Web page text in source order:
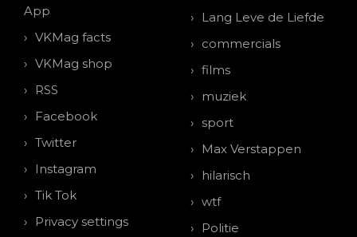
App
VKMag facts
VKMag shop
RSS
Facebook
Twitter
Instagram
Tik Tok
Privacy settings
Lang Leve de Liefde
commercials
films
muziek
sport
Max Verstappen
hilarisch
wtf
Politie